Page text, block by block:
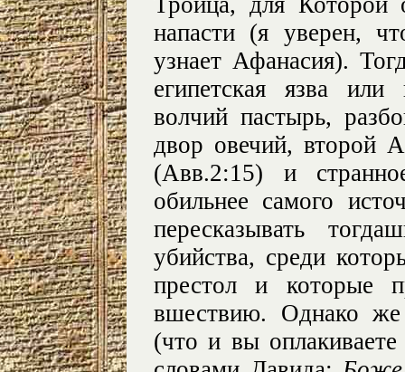
напасти (я уверен,
узнает Афанасия).
египетская язва
волчий пастырь,
двор овечий, второй
(Авв.2:15) и
обильнее самого
пересказывать
убийства, среди
престол и которые
вшествию. Однако же
(что и вы